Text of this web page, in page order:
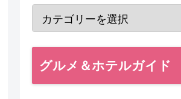
グルメ＆ホテルガイド